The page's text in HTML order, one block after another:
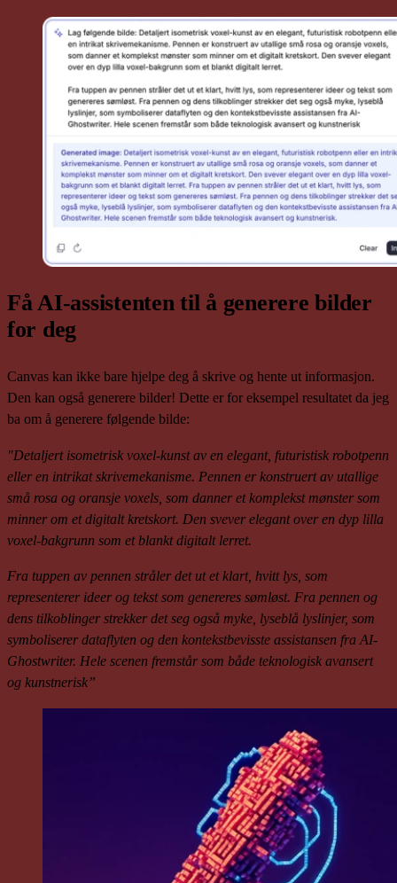
Få AI-assistenten til å generere bilder
for deg
Canvas kan ikke bare hjelpe deg å skrive og hente ut informasjon.
Den kan også generere bilder! Dette er for eksempel resultatet da jeg
ba om å generere følgende bilde:
"Detaljert isometrisk voxel-kunst av en elegant, futuristisk robotpenn
eller en intrikat skrivemekanisme. Pennen er konstruert av utallige
små rosa og oransje voxels, som danner et komplekst mønster som
minner om et digitalt kretskort. Den svever elegant over en dyp lilla
voxel-bakgrunn som et blankt digitalt lerret.
Fra tuppen av pennen stråler det ut et klart, hvitt lys, som
representerer ideer og tekst som genereres sømløst. Fra pennen og
dens tilkoblinger strekker det seg også myke, lyseblå lyslinjer, som
symboliserer dataflyten og den kontekstbevisste assistansen fra AI-
Ghostwriter. Hele scenen fremstår som både teknologisk avansert
og kunstnerisk”